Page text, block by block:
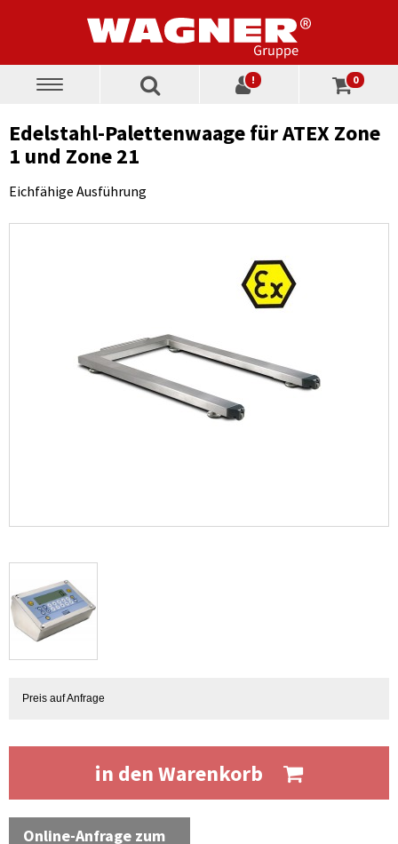
Toggle
! 0
Edelstahl-Palettenwaage für ATEX Zone
1 und Zone 21
Eichfähige Ausführung
Preis auf Anfrage
in den Warenkorb
Online-Anfrage zum